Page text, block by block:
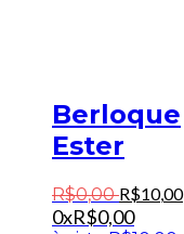
Berloque
Ester
R$0,00 R$10,00
0xR$0,00